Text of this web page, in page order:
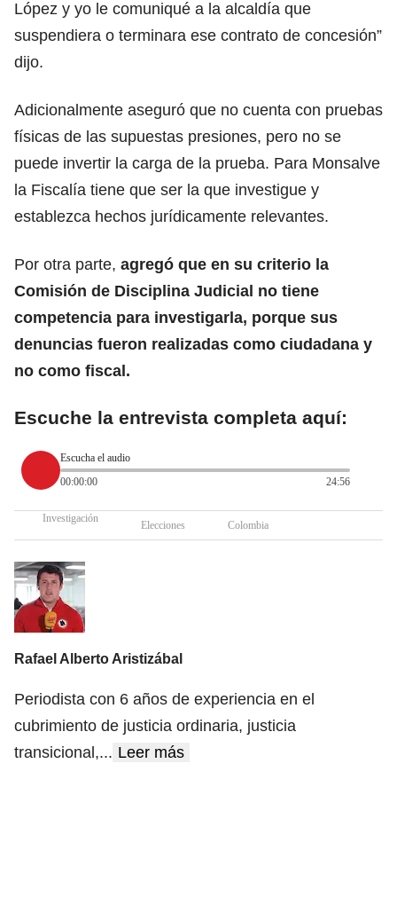
López y yo le comuniqué a la alcaldía que
suspendiera o terminara ese contrato de concesión”
dijo.
Adicionalmente aseguró que no cuenta con pruebas
físicas de las supuestas presiones, pero no se
puede invertir la carga de la prueba. Para Monsalve
la Fiscalía tiene que ser la que investigue y
establezca hechos jurídicamente relevantes.
Por otra parte, agregó que en su criterio la
Comisión de Disciplina Judicial no tiene
competencia para investigarla, porque sus
denuncias fueron realizadas como ciudadana y
no como fiscal.
Escuche la entrevista completa aquí:
Escucha el audio
00:00:00
24:56
Investigación
Elecciones Colombia
Rafael Alberto Aristizábal
Periodista con 6 años de experiencia en el
cubrimiento de justicia ordinaria, justicia
transicional,... Leer más